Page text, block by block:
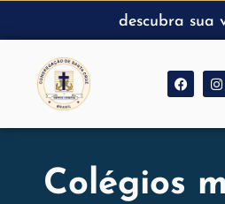
descubra sua
Colégios